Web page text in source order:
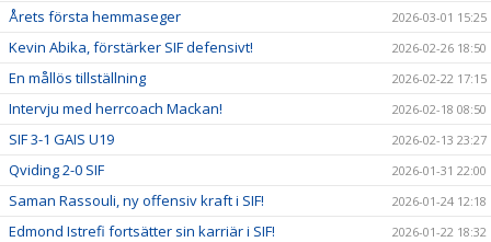
Årets första hemmaseger 2026-03-01 15:25
Kevin Abika, förstärker SIF defensivt! 2026-02-26 18:50
En mållös tillställning 2026-02-22 17:15
Intervju med herrcoach Mackan! 2026-02-18 08:50
SIF 3-1 GAIS U19 2026-02-13 23:27
Qviding 2-0 SIF 2026-01-31 22:00
Saman Rassouli, ny offensiv kraft i SIF! 2026-01-24 12:18
Edmond Istrefi fortsätter sin karriär i SIF! 2026-01-22 18:32